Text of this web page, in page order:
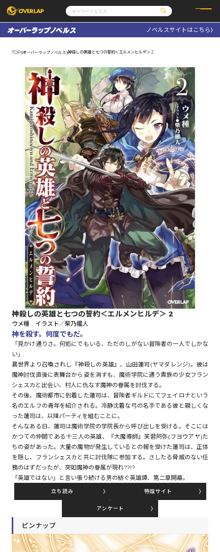
コミックガルド
コミッククリエ
文庫
ノベルス
その他
コミックエッセイ
ポケットモンスター
アニメ
ゲーム
通販・NEWS
OVERLAP STORE
オーバーラップ広報室
企業
会社概要
採用情報
アクセス
オーバーラップホールディングス
お問い合わせはこちら
オーバーラップ文庫
オーバーラップノベルス
オーバーラップノベルスf
ロサージュノベルス
コミックガルド
リキューレ
コミックパルフェ
コミックエッセイ
閉じる
ノベルスサイトはこちら
TOP オーバーラップノベルス 神殺しの英雄と七つの誓約＜エルメンヒルデ＞ 2
神殺しの英雄と七つの誓約＜エルメンヒルデ＞ 2
ウメ種 イラスト／柴乃櫂人
神を殺す。何度でもだ。
「見かけ通りさ。何処にでもいる、ただのしがない冒険者の一人でしかな
い」
異世界より召喚されし『神殺しの英雄』、山田蓮司(ヤマダレンジ)。彼は
魔神討伐直後に表舞台から姿を消すも、魔術学院に通う貴族の少女フラン
シェスカと出会い、村人に仇なす魔神の眷属を討伐する。
その後、魔術都市に到着した蓮司は、冒険者ギルドにてフェイロナという
名のエルフの青年を紹介される。冷静沈着な弓の名手である彼と親しくな
った蓮司は、以降パーティを組むことに。
そんなある日、蓮司は魔術学院の学院長から呼び出しを受ける。そこには
かつての仲間である十三人の英雄、『大魔導師』芙蓉阿弥(フヨウアヤ)た
ちの姿があった。大量の魔物が発生しているとの報を受けた蓮司は、正体
を隠し、フランシェスカと共に討伐隊に参加する。さしたる脅威のない任
務のはずだったが、突如魔神の眷属が現れ??!?
「英雄ではない」と言い張り続ける男の紡ぐ英雄譚、第二章開幕。
立ち読み 特設サイト
アンケート
ピンナップ